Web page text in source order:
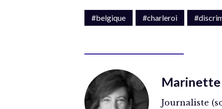
#belgique #charleroi
Journaliste